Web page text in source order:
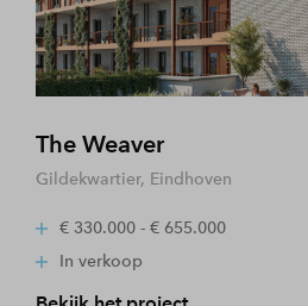
The Weaver
Gildekwartier, Eindhoven
€ 330.000 - € 655.000
In verkoop